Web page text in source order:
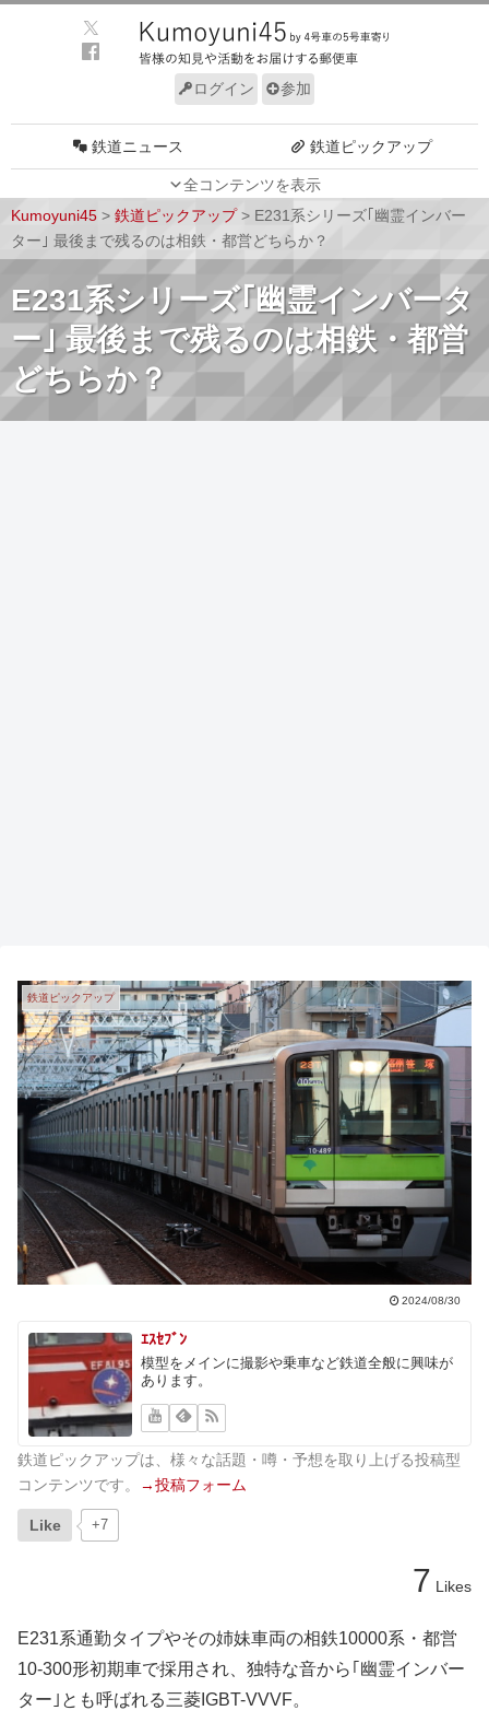
ログイン 参加
全コンテンツを表示
鉄道ニュース 鉄道ピックアップ
車両技術
ルール サイトについて
Kumoyuni45 > 鉄道ピックアップ> E231系シリーズ｢幽霊インバー
ター｣ 最後まで残るのは相鉄・都営どちらか？
E231系シリーズ｢幽霊インバータ
ー｣ 最後まで残るのは相鉄・都営
どちらか？
鉄道ピックアップ
2024/08/30
ｴｽｾﾌﾞﾝ
模型をメインに撮影や乗車など鉄道全般に興味が
あります。
鉄道ピックアップは、様々な話題・噂・予想を取り上げる投稿型
コンテンツです。
→投稿フォーム
Like +7
7 Likes
E231系通勤タイプやその姉妹車両の相鉄10000系・都営
10-300形初期車で採用され、独特な音から｢幽霊インバー
ター｣とも呼ばれる三菱IGBT-VVVF。